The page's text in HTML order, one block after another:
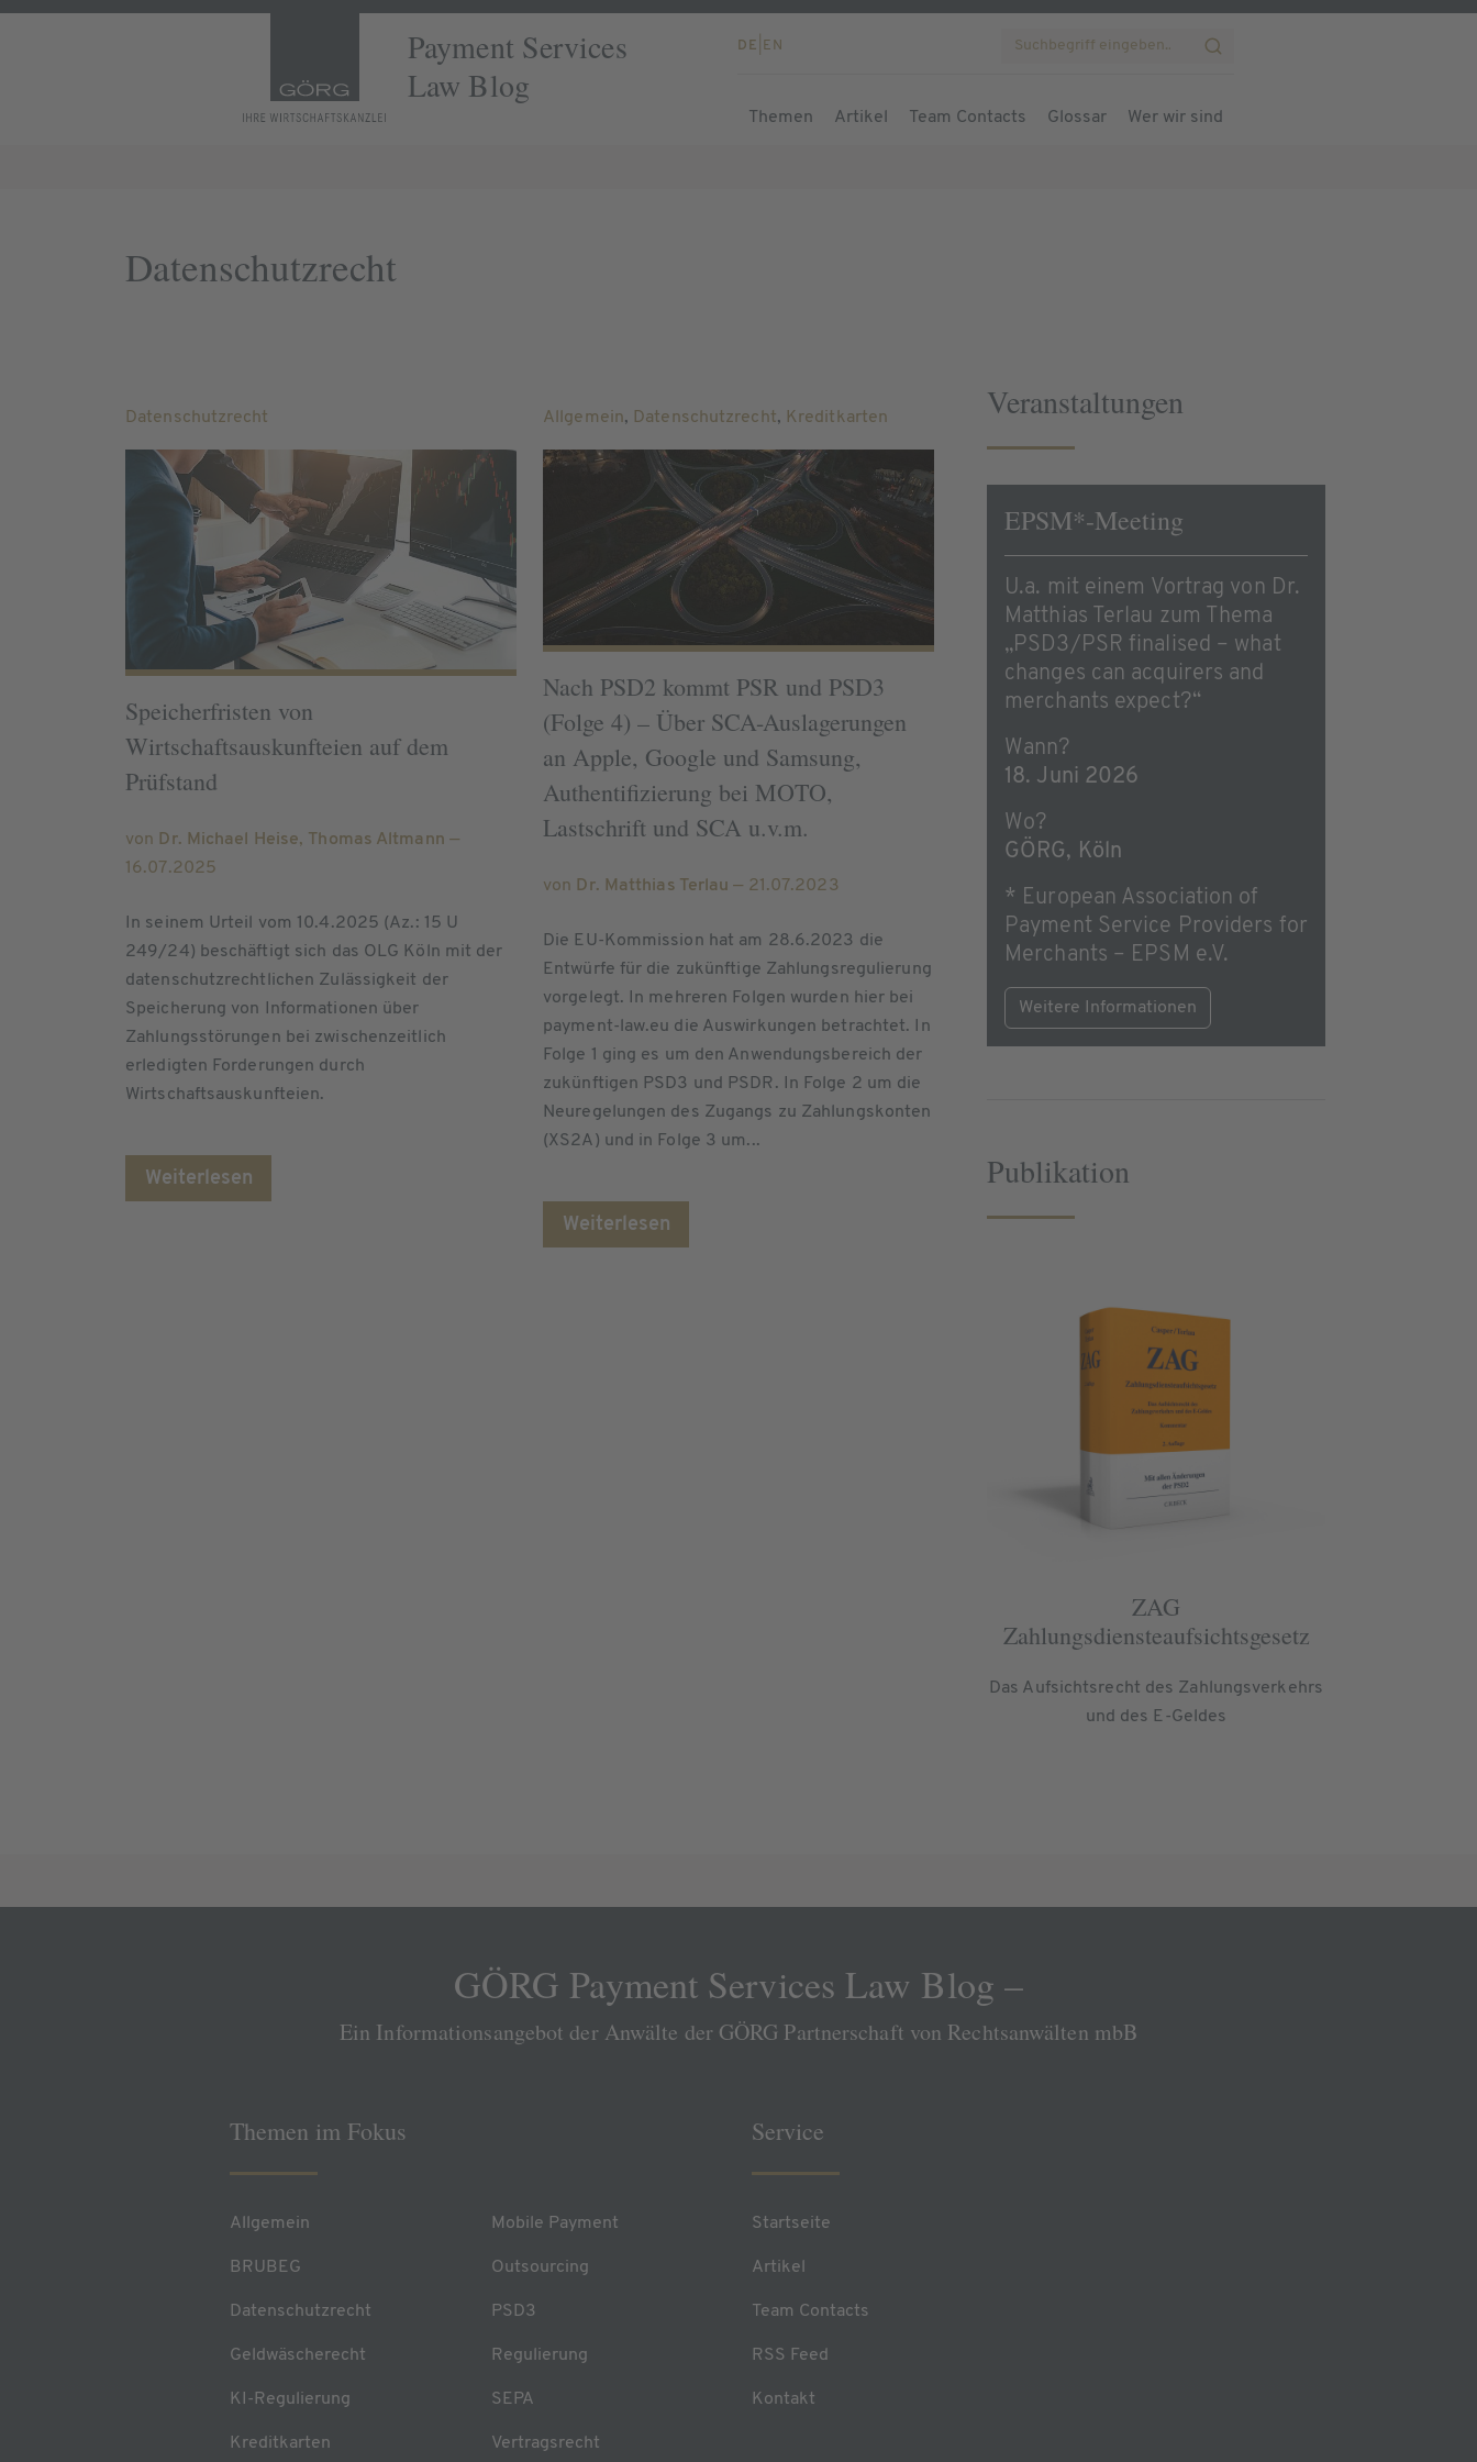
Payment Services
Law Blog
DE EN
Themen Artikel Team Contacts Glossar Wer wir sind
Datenschutzrecht
Datenschutzrecht
Speicherfristen von
Wirtschaftsauskunfteien auf dem
Prüfstand
von Dr. Michael Heise, Thomas Altmann —
16.07.2025
In seinem Urteil vom 10.4.2025 (Az.: 15 U
249/24) beschäftigt sich das OLG Köln mit der
datenschutzrechtlichen Zulässigkeit der
Speicherung von Informationen über
Zahlungsstörungen bei zwischenzeitlich
erledigten Forderungen durch
Wirtschaftsauskunfteien.
Weiterlesen
Allgemein, Datenschutzrecht, Kreditkarten
Nach PSD2 kommt PSR und PSD3
(Folge 4) – Über SCA-Auslagerungen
an Apple, Google und Samsung,
Authentifizierung bei MOTO,
Lastschrift und SCA u.v.m.
von Dr. Matthias Terlau — 21.07.2023
Die EU-Kommission hat am 28.6.2023 die
Entwürfe für die zukünftige Zahlungsregulierung
vorgelegt. In mehreren Folgen wurden hier bei
payment-law.eu die Auswirkungen betrachtet. In
Folge 1 ging es um den Anwendungsbereich der
zukünftigen PSD3 und PSDR. In Folge 2 um die
Neuregelungen des Zugangs zu Zahlungskonten
(XS2A) und in Folge 3 um...
Weiterlesen
Veranstaltungen
EPSM*-Meeting
U.a. mit einem Vortrag von Dr.
Matthias Terlau zum Thema
„PSD3/PSR finalised – what
changes can acquirers and
merchants expect?“
Wann?
18. Juni 2026
Wo?
GÖRG, Köln
* European Association of
Payment Service Providers for
Merchants – EPSM e.V.
Weitere Informationen
Publikation
ZAG
Zahlungsdiensteaufsichtsgesetz
Das Aufsichtsrecht des Zahlungsverkehrs
und des E-Geldes
GÖRG Payment Services Law Blog –
Ein Informationsangebot der Anwälte der GÖRG Partnerschaft von Rechtsanwälten mbB
Themen im Fokus
Allgemein
BRUBEG
Datenschutzrecht
Geldwäscherecht
KI-Regulierung
Kreditkarten
Mobile Payment
Outsourcing
PSD3
Regulierung
SEPA
Vertragsrecht
Service
Startseite
Artikel
Team Contacts
RSS Feed
Kontakt